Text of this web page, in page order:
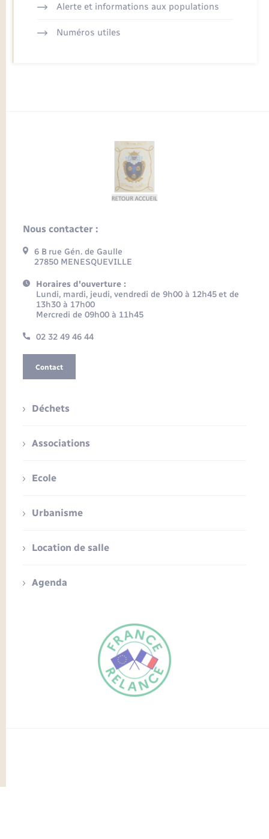
FR
Alerte et informations aux populations
Numéros utiles
Nous contacter :
6 B rue Gén. de Gaulle
27850 MENESQUEVILLE
Horaires d'ouverture :
Lundi, mardi, jeudi, vendredi de 9h00 à 12h45 et de
13h30 à 17h00
Mercredi de 09h00 à 11h45
02 32 49 46 44
Contact
Déchets
Associations
Ecole
Urbanisme
Location de salle
Agenda